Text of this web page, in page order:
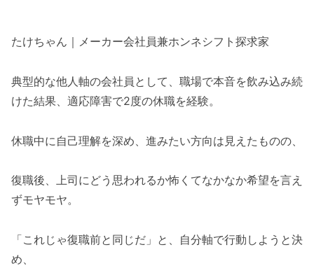
たけちゃん｜メーカー会社員兼ホンネシフト探求家
典型的な他人軸の会社員として、職場で本音を飲み込み続
けた結果、適応障害で2度の休職を経験。
休職中に自己理解を深め、進みたい方向は見えたものの、
復職後、上司にどう思われるか怖くてなかなか希望を言え
ずモヤモヤ。
「これじゃ復職前と同じだ」と、自分軸で行動しようと決
め、